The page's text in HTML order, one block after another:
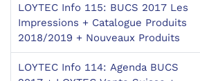
LOYTEC Info 115: BUCS 2017 Les
Impressions + Catalogue Produits
2018/2019 + Nouveaux Produits
LOYTEC Info 114: Agenda BUCS